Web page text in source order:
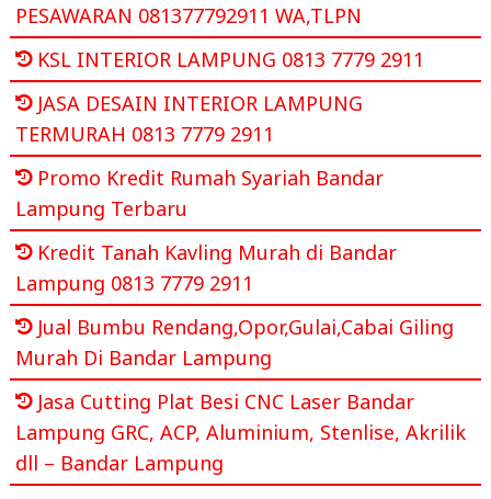
PESAWARAN 081377792911 WA,TLPN
KSL INTERIOR LAMPUNG 0813 7779 2911
JASA DESAIN INTERIOR LAMPUNG
TERMURAH 0813 7779 2911
Promo Kredit Rumah Syariah Bandar
Lampung Terbaru
Kredit Tanah Kavling Murah di Bandar
Lampung 0813 7779 2911
Jual Bumbu Rendang,Opor,Gulai,Cabai Giling
Murah Di Bandar Lampung
Jasa Cutting Plat Besi CNC Laser Bandar
Lampung GRC, ACP, Aluminium, Stenlise, Akrilik
dll – Bandar Lampung